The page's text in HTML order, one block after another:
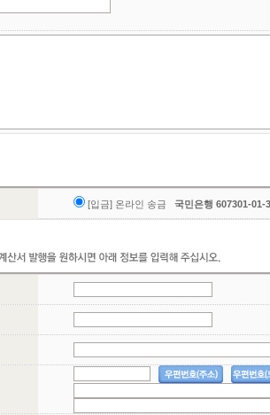
[입금] 온라인 송금 국민은행 607301-